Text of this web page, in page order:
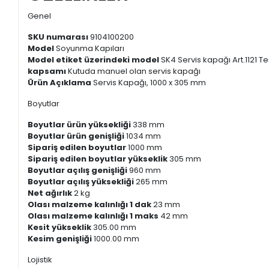
Genel
SKU numarası9104100200
ModelSoyunma Kapıları
Model etiket üzerindeki modelSK4 Servis kapağı Art.1121
kapsamıKutuda manuel olan servis kapağı
Ürün Açıklama Servis Kapağı, 1000 x 305 mm
Boyutlar
Boyutlar ürün yüksekliği338 mm
Boyutlar ürün genişliği1034 mm
Sipariş edilen boyutlar1000 mm
Sipariş edilen boyutlar yükseklik305 mm
Boyutlar açılış genişliği960 mm
Boyutlar açılış yüksekliği265 mm
Net ağırlık2 kg
Olası malzeme kalınlığı 1 dak23 mm
Olası malzeme kalınlığı 1 maks 42 mm
Kesit yükseklik305.00 mm
Kesim genişliği1000.00 mm
Lojistik